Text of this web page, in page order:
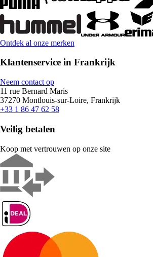
Ontdek al onze merken
Klantenservice in Frankrijk
Neem contact op
11 rue Bernard Maris
37270 Montlouis-sur-Loire, Frankrijk
+33 1 86 47 62 58
Veilig betalen
Koop met vertrouwen op onze site